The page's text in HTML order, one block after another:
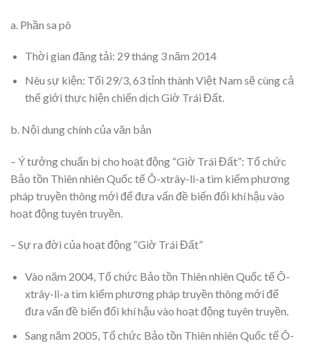
a. Phần sa pô
Thời gian đăng tải: 29 tháng 3 năm 2014
Nêu sự kiện: Tối 29/3, 63 tỉnh thành Việt Nam sẽ cùng cả
thế giới thực hiện chiến dịch Giờ Trái Đất.
b. Nội dung chính của văn bản
– Ý tưởng chuẩn bị cho hoạt động “Giờ Trái Đất”: Tổ chức
Bảo tồn Thiên nhiên Quốc tế Ô-xtrây-li-a tìm kiếm phương
pháp truyền thông mới để đưa vấn đề biến đổi khí hậu vào
hoạt động tuyên truyền.
– Sự ra đời của hoạt động “Giờ Trái Đất”
Vào năm 2004, Tổ chức Bảo tồn Thiên nhiên Quốc tế Ô-
xtrây-li-a tìm kiếm phương pháp truyền thông mới để
đưa vấn đề biến đổi khí hậu vào hoạt động tuyên truyền.
Sang năm 2005, Tổ chức Bảo tồn Thiên nhiên Quốc tế Ô-